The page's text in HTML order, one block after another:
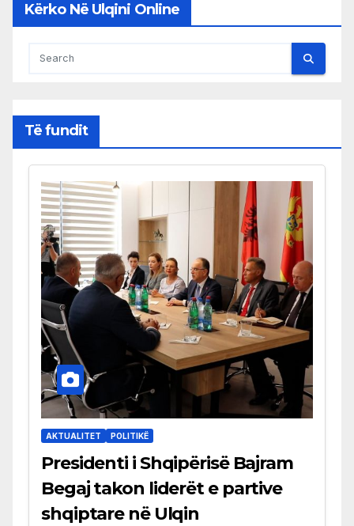
Kërko Në Ulqini Online
Të fundit
AKTUALITET POLITIKË
Presidenti i Shqipërisë Bajram
Begaj takon liderët e partive
shqiptare në Ulqin